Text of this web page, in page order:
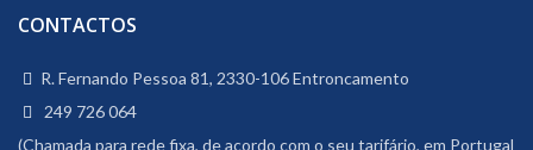
CONTACTOS
R. Fernando Pessoa 81, 2330-106 Entroncamento
249 726 064
(Chamada para rede fixa, de acordo com o seu tarifário, em Portugal